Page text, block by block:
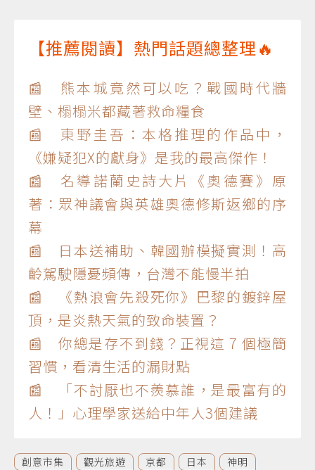
【推薦閱讀】熱門話題總整理🔥
📰 熊本城竟然可以吃？戰國時代牆
壁、榻榻米都藏著救命糧食
📰 東野圭吾：本格推理的作品中，
《嫌疑犯X的獻身》是我的最高傑作！
📰 名導諾蘭史詩大片《奧德賽》原
著：眾神議會與英雄奧德修斯返鄉的序
幕
📰 日本送補助、韓國辦模擬實測！高
齡駕駛隱憂頻傳，台灣不能慢半拍
📰 《熱浪會先殺死你》巴黎的鍍鋅屋
頂，是炎熱天氣的致命裝置？
📰 你總是存不到錢？正視這 7 個極簡
習慣，看清生活的漏財點
📰 「不討厭也不羨慕誰，是最富有的
人！」心理學家送給中年人3個建議
創意市集 觀光旅遊 京都 日本
神明